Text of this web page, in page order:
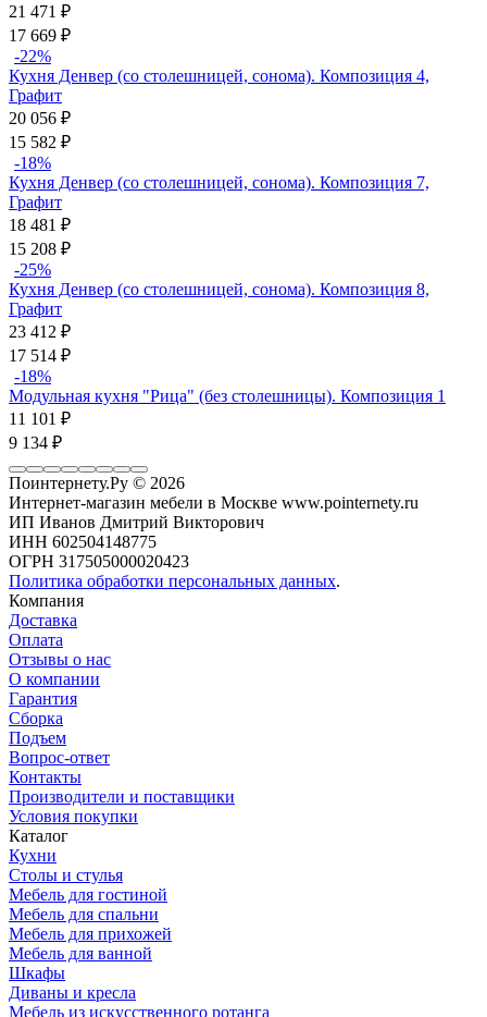
21 471 ₽
17 669 ₽
-22%
Кухня Денвер (со столешницей, сонома). Композиция 4,
Графит
20 056 ₽
15 582 ₽
-18%
Кухня Денвер (со столешницей, сонома). Композиция 7,
Графит
18 481 ₽
15 208 ₽
-25%
Кухня Денвер (со столешницей, сонома). Композиция 8,
Графит
23 412 ₽
17 514 ₽
-18%
Модульная кухня "Рица" (без столешницы). Композиция 1
11 101 ₽
9 134 ₽
Поинтернету.Ру © 2026
Интернет-магазин мебели в Москве www.pointernety.ru
ИП Иванов Дмитрий Викторович
ИНН 602504148775
ОГРН 317505000020423
Политика обработки персональных данных.
Компания
Доставка
Оплата
Отзывы о нас
О компании
Гарантия
Сборка
Подъем
Вопрос-ответ
Контакты
Производители и поставщики
Условия покупки
Каталог
Кухни
Столы и стулья
Мебель для гостиной
Мебель для спальни
Мебель для прихожей
Мебель для ванной
Шкафы
Диваны и кресла
Мебель из искусственного ротанга